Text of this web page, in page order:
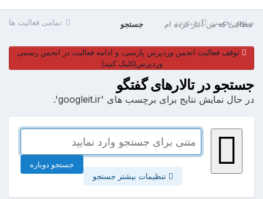
مطالبی که من آغاز کرده ام جستجو تمامی فعالیت ها صفحه نخست جستجو
توقف فعالیت انجمن وردپرس پارسی، و ادامه فعالیت در انجمن رسمی
وردپرس(کلیک کنید)
جستجو در تالارهای گفتگو
در حال نمایش نتایج برای برچسب های 'googleit.ir'.
جستجو دوباره
تنظیمات بیشتر جستجو